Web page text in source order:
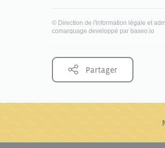
© Direction de l'information légale et
comarquage developpé par baseo.io
Partager